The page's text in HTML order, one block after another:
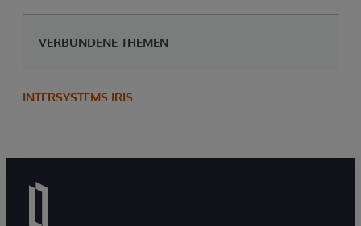
VERBUNDENE THEMEN
INTERSYSTEMS IRIS